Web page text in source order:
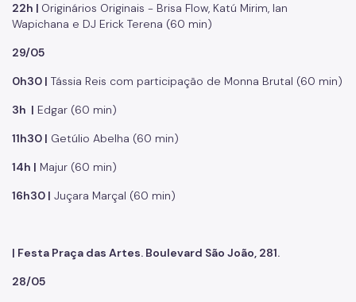
22h | Originários Originais - Brisa Flow, Katú Mirim, Ian
Wapichana e DJ Erick Terena (60 min)
29/05
0h30 | Tássia Reis com participação de Monna Brutal (60 min)
3h | Edgar (60 min)
11h30 | Getúlio Abelha (60 min)
14h | Majur (60 min)
16h30 | Juçara Marçal (60 min)
| Festa Praça das Artes. Boulevard São João, 281.
28/05